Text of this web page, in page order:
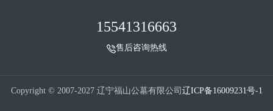
15541316663
售后咨询热线
Copyright © 2007-2027 辽宁福山公墓有限公司 辽ICP备16009231号-1